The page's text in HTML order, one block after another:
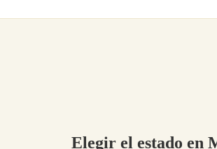
Elegir el estado en